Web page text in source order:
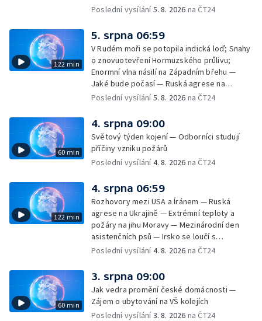
dovolené kvůli přírodním živlům; Práva
na dovolené v zahraničí; Platby a výběry na
dovolené v zahraničí — Těžba léčivé rašeliny
u Malé Morávky
Poslední vysílání5. 8. 2026 na ČT24
122 min
5. srpna 06:59
V Rudém moři se potopila indická loď; Snahy
o znovuotevření Hormuzského průlivu;
Enormní vlna násilí na Západním břehu —
Jaké bude počasí — Ruská agrese na
Ukrajině — Vliv veder na lidské orgány — Při
— Třem obcím na Brněnsku dočasně došla
pitná voda — SP v orientačním běhu v Česku
— Horko a požáry sužují Evropu — Rybářský
příměstský tábor
Poslední vysílání5. 8. 2026 na ČT24
60 min
4. srpna 09:00
Světový týden kojení — Odborníci studují
příčiny vzniku požárů
Poslední vysílání4. 8. 2026 na ČT24
122 min
4. srpna 06:59
Rozhovory mezi USA a Íránem — Ruská
agrese na Ukrajině — Extrémní teploty a
požáry na jihu Moravy — Mezinárodní den
asistenčních psů — Irsko se loučí s
hudebníkem Glenem Hansardem
Poslední vysílání4. 8. 2026 na ČT24
60 min
3. srpna 09:00
Jak vedra promění české domácnosti —
Zájem o ubytování na VŠ kolejích
Poslední vysílání3. 8. 2026 na ČT24